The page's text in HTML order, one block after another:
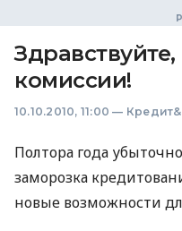
комиссии!
10.10.2010, 11:00 —
Полтора года
заморозка
новые возможности